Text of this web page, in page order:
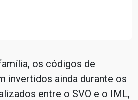
os códigos de
invertidos ainda durante os
entre o SVO e o IML,